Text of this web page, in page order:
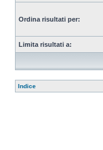
Ordina risultati per:
Limita risultati a:
Indice